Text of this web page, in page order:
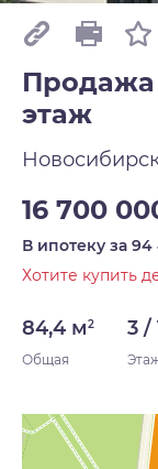
Продажа
этаж
16 700
В ипотеку за 94
Хотите купить
84,4 м2
Общая
3 /